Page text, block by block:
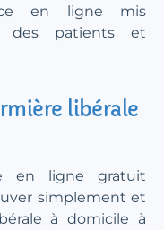
en ligne mis
des patients et
libérale
en ligne gratuit
simplement et
à domicile à